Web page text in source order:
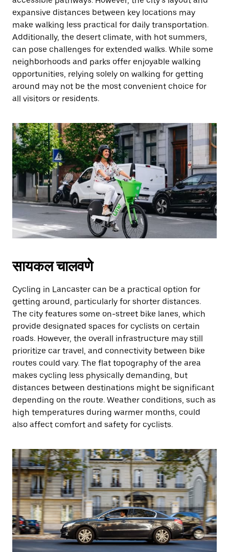
expansive distances between key locations may
make walking less practical for daily transportation.
Additionally, the desert climate, with hot summers,
can pose challenges for extended walks. While some
neighborhoods and parks offer enjoyable walking
opportunities, relying solely on walking for getting
around may not be the most convenient choice for
all visitors or residents.
सायकल चालवणे
Cycling in Lancaster can be a practical option for
getting around, particularly for shorter distances.
The city features some on-street bike lanes, which
provide designated spaces for cyclists on certain
roads. However, the overall infrastructure may still
prioritize car travel, and connectivity between bike
routes could vary. The flat topography of the area
makes cycling less physically demanding, but
distances between destinations might be significant
depending on the route. Weather conditions, such as
high temperatures during warmer months, could
also affect comfort and safety for cyclists.